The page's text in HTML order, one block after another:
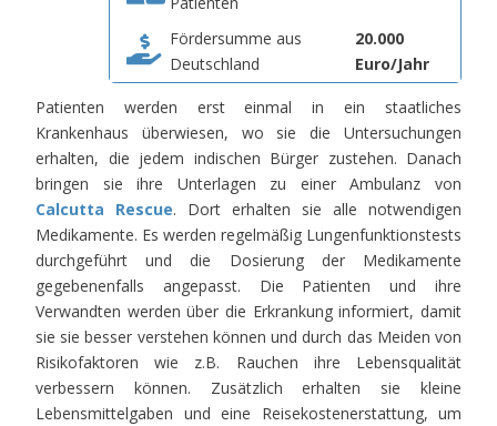
Fördersumme aus
Deutschland
20.000
Euro/Jahr
Patienten werden erst einmal in ein staatliches
Krankenhaus überwiesen, wo sie die Untersuchungen
erhalten, die jedem indischen Bürger zustehen. Danach
bringen sie ihre Unterlagen zu einer Ambulanz von
Calcutta Rescue. Dort erhalten sie alle notwendigen
Medikamente. Es werden regelmäßig Lungenfunktionstests
durchgeführt und die Dosierung der Medikamente
gegebenenfalls angepasst. Die Patienten und ihre
Verwandten werden über die Erkrankung informiert, damit
sie sie besser verstehen können und durch das Meiden von
Risikofaktoren wie z.B. Rauchen ihre Lebensqualität
verbessern können. Zusätzlich erhalten sie kleine
Lebensmittelgaben und eine Reisekostenerstattung, um